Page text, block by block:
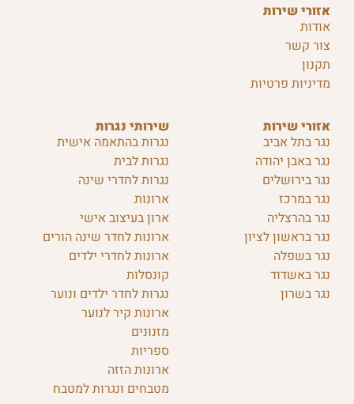
שירותי נגרות
נגרות בהתאמה אישית
נגרות לבית
נגרות לחדרי שינה
ארונות
ארון בעיצוב אישי
ארונות לחדר שינה הורים
ארונות לחדרי ילדים
קונסלות
נגרות לחדר ילדים ונוער
ארונות קיר לנוער
מזנונים
ספריות
ארונות הזזה
מטבחים ונגרות למטבח
אזורי שירות
נגר בתל אביב
נגר באבן יהודה
נגר בירושלים
נגר במרכז
נגר בהרצליה
נגר בראשון לציון
נגר בשפלה
נגר באשדוד
נגר בשרון
אזורי שירות
אודות
צור קשר
תקנון
מדיניות פרטיות